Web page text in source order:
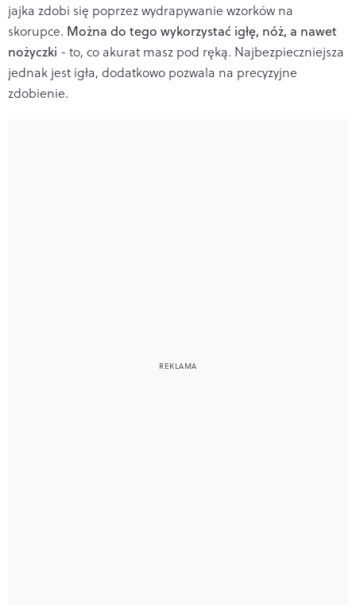
jajka zdobi się poprzez wydrapywanie wzorków na
skorupce. Można do tego wykorzystać igłę, nóż, a nawet
nożyczki - to, co akurat masz pod ręką. Najbezpieczniejsza
jednak jest igła, dodatkowo pozwala na precyzyjne
zdobienie.